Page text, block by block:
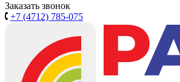
Заказать звонок
+7 (4712) 785-075